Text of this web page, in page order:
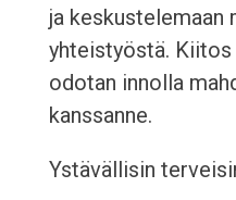
ja keskustelemaan
yhteistyöstä.
odotan innolla
kanssanne.
Ystävällisin